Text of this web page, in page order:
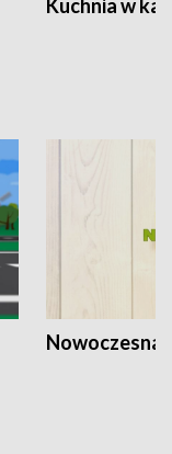
Kuchnia w
Nowoczesna